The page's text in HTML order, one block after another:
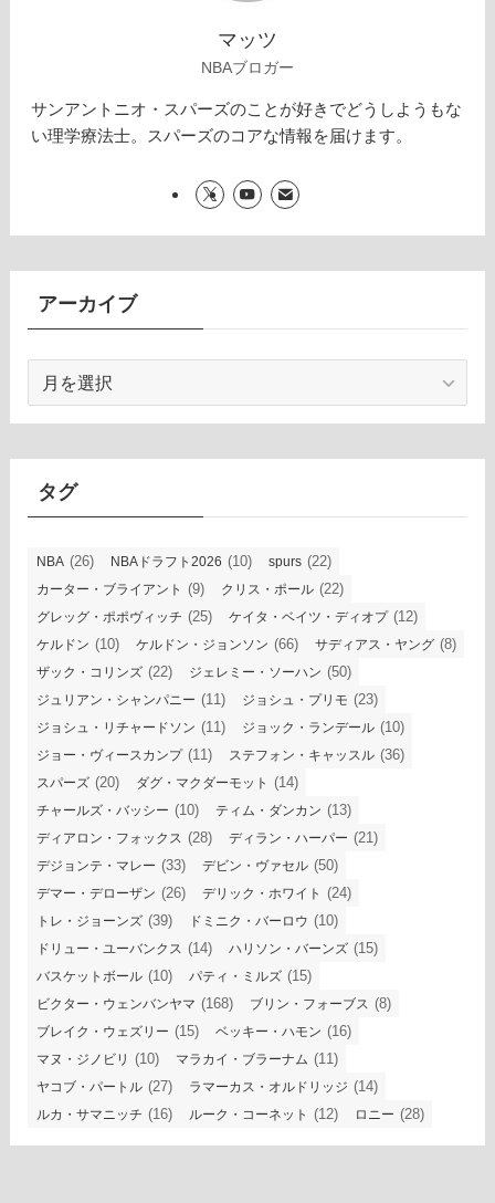
マッツ
NBAブロガー
サンアントニオ・スパーズのことが好きでどうしようもな
い理学療法士。スパーズのコアな情報を届けます。
アーカイブ
カ
イ
タグ
NBA (26) NBAドラフト2026 (10) spurs (22)
カーター・ブライアント (9) クリス・ポール (22)
グレッグ・ポポヴィッチ (25) ケイタ・ベイツ・ディオプ(12)
ケルドン (10) ケルドン・ジョンソン (66) サディアス・ヤング (8)
ザック・コリンズ (22) ジェレミー・ソーハン (50)
ジュリアン・シャンパニー (11) ジョシュ・プリモ (23)
ジョシュ・リチャードソン (11) ジョック・ランデール (10)
ジョー・ヴィースカンプ(11) ステフォン・キャッスル (36)
スパーズ (20) ダグ・マクダーモット (14)
チャールズ・バッシー (10) ティム・ダンカン (13)
ディアロン・フォックス (28) ディラン・ハーパー (21)
デジョンテ・マレー (33) デビン・ヴァセル (50)
デマー・デローザン (26) デリック・ホワイト (24)
トレ・ジョーンズ (39) ドミニク・バーロウ (10)
ドリュー・ユーバンクス (14) ハリソン・バーンズ (15)
バスケットボール (10) パティ・ミルズ (15)
ビクター・ウェンバンヤマ (168) ブリン・フォーブス (8)
ブレイク・ウェズリー (15) ベッキー・ハモン (16)
マヌ・ジノビリ (10) マラカイ・ブラーナム (11)
ヤコブ・パートル (27) ラマーカス・オルドリッジ (14)
ルカ・サマニッチ (16) ルーク・コーネット (12) ロニー (28)